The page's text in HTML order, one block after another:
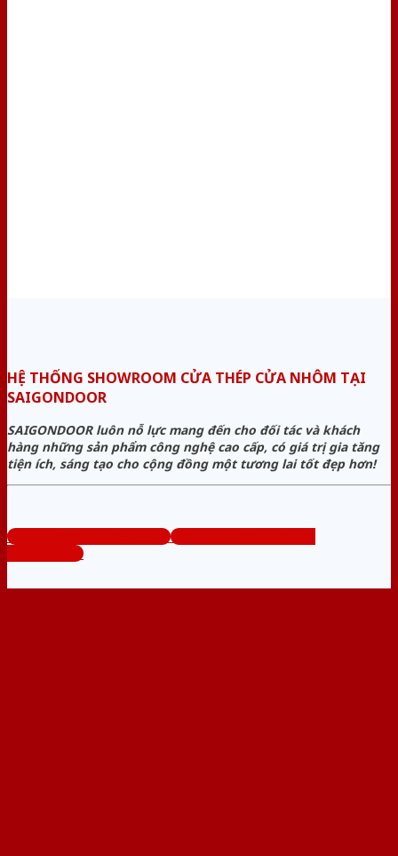
HỆ THỐNG SHOWROOM CỬA THÉP CỬA NHÔM TẠI
SAIGONDOOR
SAIGONDOOR luôn nỗ lực mang đến cho đối tác và khách
hàng những sản phẩm công nghệ cao cấp, có giá trị gia tăng
tiện ích, sáng tạo cho cộng đồng một tương lai tốt đẹp hơn!
www.cuathepcuanhom.com
Tổng đài tư vấn miễn phí:
0824.400.400